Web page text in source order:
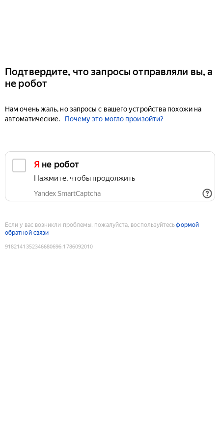
Подтвердите, что запросы отправляли вы, а
не робот
Нам очень жаль, но запросы с вашего устройства похожи на
автоматические.
Почему это могло произойти?
Я не робот
Нажмите, чтобы продолжить
Yandex SmartCaptcha
Если у вас возникли проблемы, пожалуйста, воспользуйтесьформой
обратной связи
9182141352346680696:1786092010